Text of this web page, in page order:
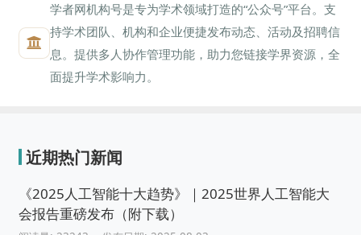
学者网机构号是专为学术领域打造的“公众号”平台。支
持学术团队、机构和企业便捷发布动态、活动及招聘信
息。提供多人协作管理功能，助力您链接学界资源，全
面提升学术影响力。
近期热门新闻
《2025人工智能十大趋势》｜2025世界人工智能大
会报告重磅发布（附下载）